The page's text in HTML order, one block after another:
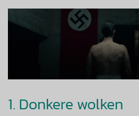
1. Donkere wolken